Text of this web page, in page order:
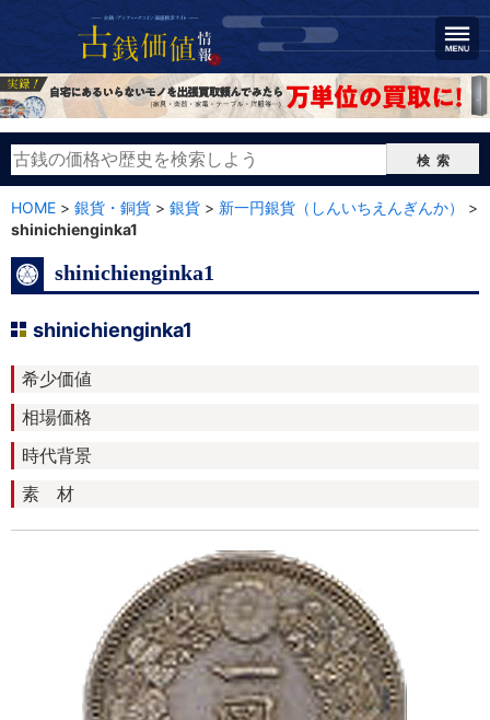
検索
HOME > 銀貨・銅貨 > 銀貨 > 新一円銀貨（しんいちえんぎんか）
>
shinichienginka1
shinichienginka1
shinichienginka1
希少価値
相場価格
時代背景
素 材